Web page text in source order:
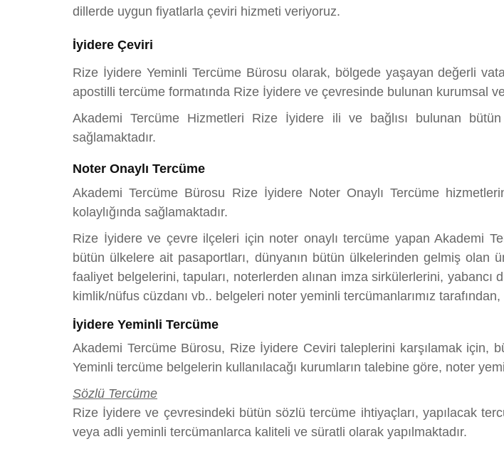
dillerde uygun fiyatlarla çeviri hizmeti veriyoruz.
İyidere Çeviri
Rize İyidere Yeminli Tercüme Bürosu olarak, bölgede yaşayan değerli
apostilli tercüme formatında Rize İyidere ve çevresinde bulunan kurumsal
Akademi Tercüme Hizmetleri Rize İyidere ili ve bağlısı bulunan
sağlamaktadır.
Noter Onaylı Tercüme
Akademi Tercüme Bürosu Rize İyidere Noter Onaylı Tercüme
kolaylığında sağlamaktadır.
Rize İyidere ve çevre ilçeleri için noter onaylı tercüme yapan Akademi
bütün ülkelere ait pasaportları, dünyanın bütün ülkelerinden gelmiş olan
faaliyet belgelerini, tapuları, noterlerden alınan imza sirkülerlerini, yabancı
kimlik/nüfus cüzdanı vb.. belgeleri noter yeminli tercümanlarımız
İyidere Yeminli Tercüme
Akademi Tercüme Bürosu, Rize İyidere Ceviri taleplerini karşılamak için,
Yeminli tercüme belgelerin kullanılacağı kurumların talebine göre, noter
Sözlü Tercüme
Rize İyidere ve çevresindeki bütün sözlü tercüme ihtiyaçları, yapılacak
veya adli yeminli tercümanlarca kaliteli ve süratli olarak yapılmaktadır.